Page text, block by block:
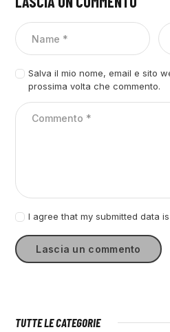
Salva il mio nome, email e sito
prossima volta che commento.
I agree that my submitted data
TUTTE LE CATEGORIE